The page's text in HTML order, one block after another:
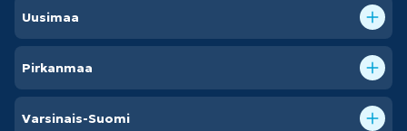
Uusimaa
Pirkanmaa
Varsinais-Suomi